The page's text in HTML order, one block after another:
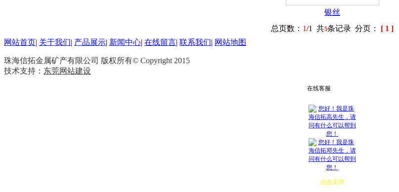
银丝
总页数： 1/1 共5条记录 分页： [ 1 ]
网站首页| 关于我们| 产品展示| 新闻中心| 在线留言| 联系我们| 网站地图
珠海信拓金属矿产有限公司 版权所有© Copyright 2015
技术支持： 东莞网站建设
在线客服
点击关闭